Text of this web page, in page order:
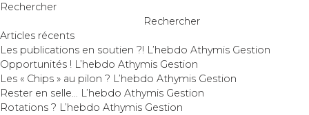
Rechercher
Rechercher
Articles récents
Les publications en soutien ?! L’hebdo Athymis Gestion
Opportunités ! L’hebdo Athymis Gestion
Les « Chips » au pilon ? L’hebdo Athymis Gestion
Rester en selle… L’hebdo Athymis Gestion
Rotations ? L’hebdo Athymis Gestion